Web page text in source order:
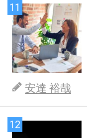
11
安達 裕哉
12